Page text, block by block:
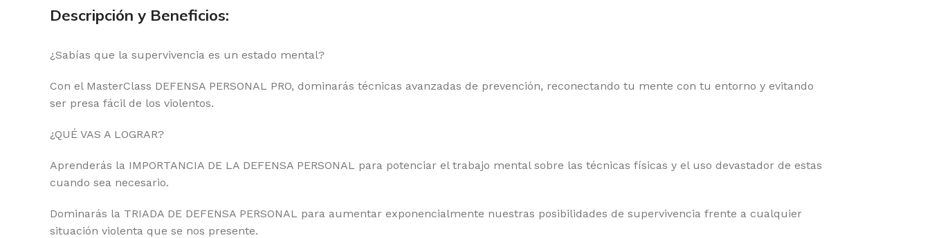
Descripción y Beneficios:
¿Sabías que la supervivencia es un estado mental?
Con el MasterClass DEFENSA PERSONAL PRO, dominarás técnicas avanzadas de prevención, reconectando tu mente con tu entorno y evitando
ser presa fácil de los violentos.
¿QUÉ VAS A LOGRAR?
Aprenderás la IMPORTANCIA DE LA DEFENSA PERSONAL para potenciar el trabajo mental sobre las técnicas físicas y el uso devastador de estas
cuando sea necesario.
Dominarás la TRIADA DE DEFENSA PERSONAL para aumentar exponencialmente nuestras posibilidades de supervivencia frente a cualquier
situación violenta que se nos presente.